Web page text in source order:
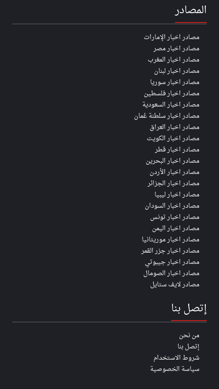
المصادر
مصادر اخبار الإمارات
مصادر اخبار مصر
مصادر اخبار المغرب
مصادر اخبار لبنان
مصادر اخبار سوريا
مصادر اخبار فلسطين
مصادر اخبار السعودية
مصادر اخبار سلطنة عُمان
مصادر اخبار العراق
مصادر اخبار الكويت
مصادر اخبار قطر
مصادر اخبار البحرين
مصادر اخبار الأردن
مصادر اخبار الجزائر
مصادر اخبار ليبيا
مصادر اخبار السودان
مصادر اخبار تونس
مصادر اخبار اليمن
مصادر اخبار موريتانيا
مصادر اخبار جزر القمر
مصادر اخبار جيبوتي
مصادر اخبار الصومال
مصادر لايف ستايل
إتصل بنا
من نحن
إتصل بنا
شروط الاستخدام
سياسة الخصوصية